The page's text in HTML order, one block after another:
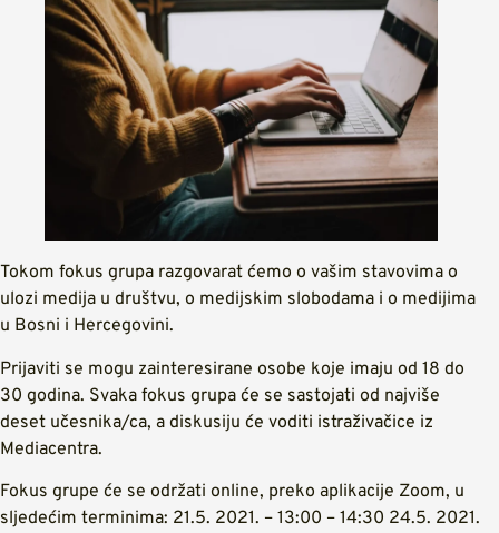
Tokom fokus grupa razgovarat ćemo o vašim stavovima o
ulozi medija u društvu, o medijskim slobodama i o medijima
u Bosni i Hercegovini.
Prijaviti se mogu zainteresirane osobe koje imaju od 18 do
30 godina. Svaka fokus grupa će se sastojati od najviše
deset učesnika/ca, a diskusiju će voditi istraživačice iz
Mediacentra.
Fokus grupe će se održati online, preko aplikacije Zoom, u
sljedećim terminima: 21.5. 2021. – 13:00 – 14:30 24.5. 2021.